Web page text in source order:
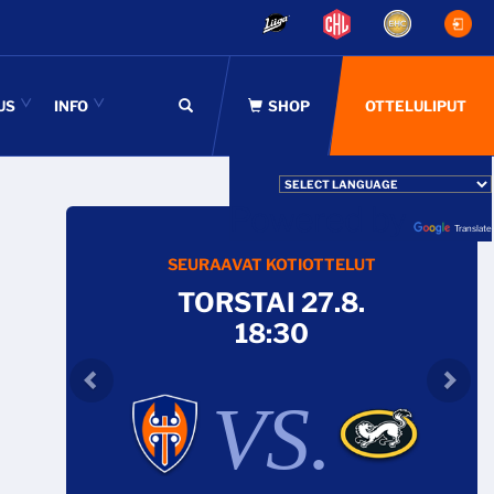
OTTELULIPUT
Translate
INFO
SEURAAVAT KOTIOTTELUT
TORSTAI 27.8.
18:30
VS.